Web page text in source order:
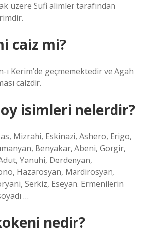
üzere Sufi alimler tarafından
caiz mi?
ı Kerim’de geçmemektedir ve Agah
caizdir.
isimleri nelerdir?
Mizrahi, Eskinazi, Ashero, Erigo,
Benyakar, Abeni, Gorgir,
Yanuhi, Derdenyan,
Hazarosyan, Mardirosyan,
Serkiz, Eseyan. Ermenilerin
…
nedir?